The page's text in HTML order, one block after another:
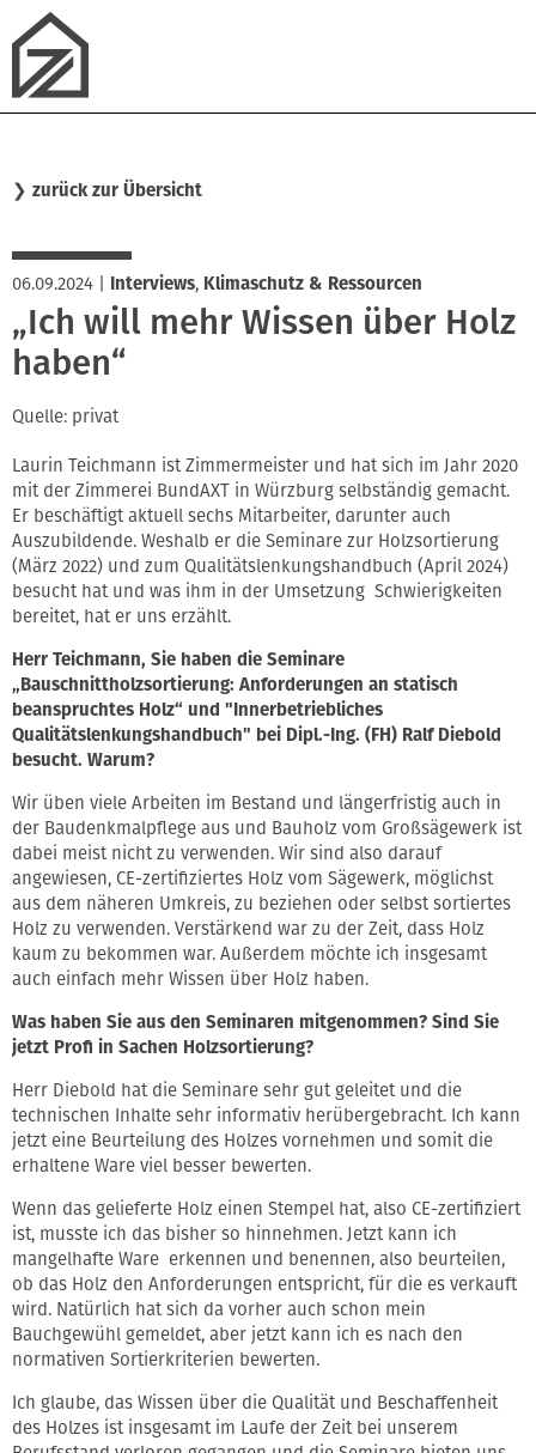
❯ zurück zur Übersicht
06.09.2024 Interviews, Klimaschutz & Ressourcen
„Ich will mehr Wissen über Holz
haben“
Quelle: privat
Laurin Teichmann ist Zimmermeister und hat sich im Jahr 2020
mit der Zimmerei BundAXT in Würzburg selbständig gemacht.
Er beschäftigt aktuell sechs Mitarbeiter, darunter auch
Auszubildende. Weshalb er die Seminare zur Holzsortierung
(März 2022) und zum Qualitätslenkungshandbuch (April 2024)
besucht hat und was ihm in der Umsetzung Schwierigkeiten
bereitet, hat er uns erzählt.
Herr Teichmann, Sie haben die Seminare
„Bauschnittholzsortierung: Anforderungen an statisch
beanspruchtes Holz“ und "Innerbetriebliches
Qualitätslenkungshandbuch" bei Dipl.-Ing. (FH) Ralf Diebold
besucht. Warum?
Wir üben viele Arbeiten im Bestand und längerfristig auch in
der Baudenkmalpflege aus und Bauholz vom Großsägewerk ist
dabei meist nicht zu verwenden. Wir sind also darauf
angewiesen, CE-zertifiziertes Holz vom Sägewerk, möglichst
aus dem näheren Umkreis, zu beziehen oder selbst sortiertes
Holz zu verwenden. Verstärkend war zu der Zeit, dass Holz
kaum zu bekommen war. Außerdem möchte ich insgesamt
auch einfach mehr Wissen über Holz haben.
Was haben Sie aus den Seminaren mitgenommen? Sind Sie
jetzt Profi in Sachen Holzsortierung?
Herr Diebold hat die Seminare sehr gut geleitet und die
technischen Inhalte sehr informativ herübergebracht. Ich kann
jetzt eine Beurteilung des Holzes vornehmen und somit die
erhaltene Ware viel besser bewerten.
Wenn das gelieferte Holz einen Stempel hat, also CE-zertifiziert
ist, musste ich das bisher so hinnehmen. Jetzt kann ich
mangelhafte Ware erkennen und benennen, also beurteilen,
ob das Holz den Anforderungen entspricht, für die es verkauft
wird. Natürlich hat sich da vorher auch schon mein
Bauchgewühl gemeldet, aber jetzt kann ich es nach den
normativen Sortierkriterien bewerten.
Ich glaube, das Wissen über die Qualität und Beschaffenheit
des Holzes ist insgesamt im Laufe der Zeit bei unserem